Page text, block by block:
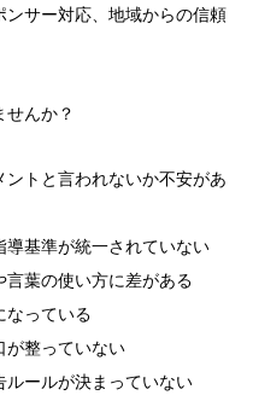
サー対応、地域からの信頼
んか？
ントと言われないか不安があ
導基準が統一されていない
言葉の使い方に差がある
なっている
が整っていない
ルールが決まっていない